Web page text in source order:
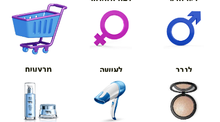
אורטופדיה
לגבר לאישה מבצעים